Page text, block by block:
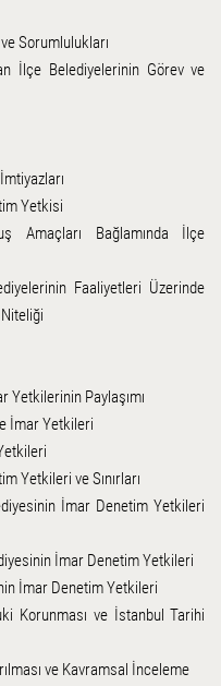
Sorumlulukları
İlçe Belediyelerinin Görev ve
Yetkisi
Amaçları Bağlamında İlçe
Faaliyetleri Üzerinde
Yetkilerinin Paylaşımı
İmar Yetkileri
Yetkileri ve Sınırları
İmar Denetim Yetkileri
İmar Denetim Yetkileri
İmar Denetim Yetkileri
Korunması ve İstanbul Tarihi
ve Kavramsal İnceleme